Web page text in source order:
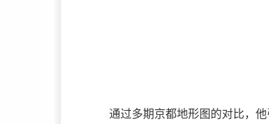
通过多期京都地形图的对比，